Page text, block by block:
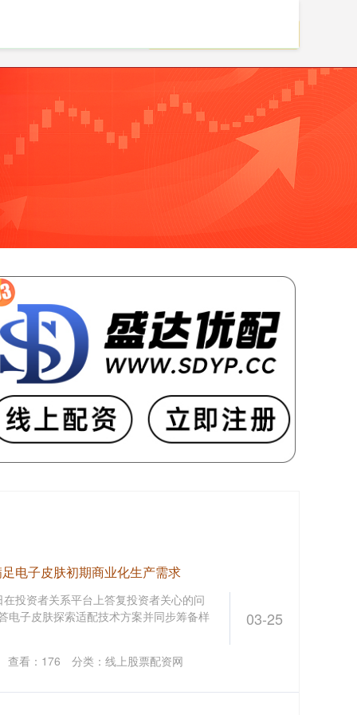
03-25
电子皮肤初期商业化生产需求
投资者关系平台上答复投资者关心的问
电子皮肤探索适配技术方案并同步筹备样
查看： 176 分类： 线上股票配资网